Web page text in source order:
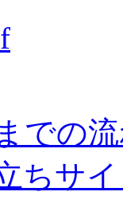
での
ちサ